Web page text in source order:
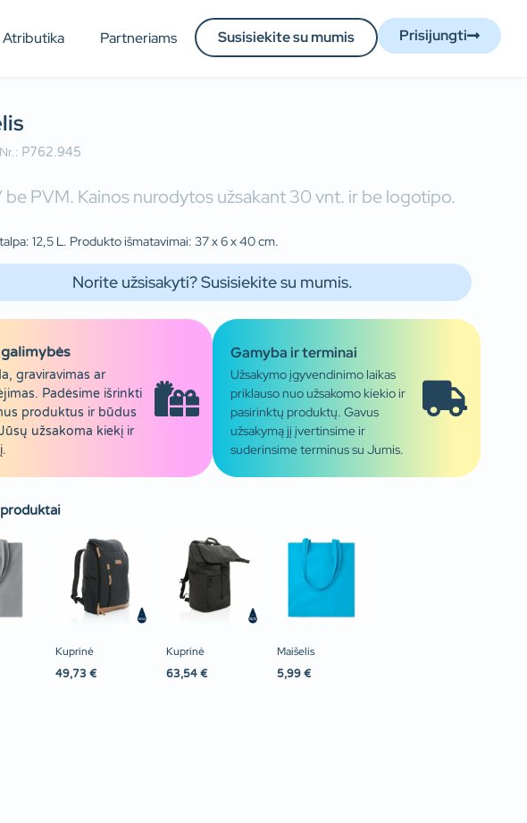
Atributika Partneriams Susisiekite su mumis Prisijungti
P762.945
be PVM. Kainos nurodytos užsakant 30 vnt. ir be logotipo.
12,5 L. Produkto išmatavimai: 37 x 6 x 40 cm.
Norite užsisakyti? Susisiekite su mumis.
graviravimas ar
Padėsime išrinkti
produktus ir būdus
užsakoma kiekį ir
Gamyba ir terminai
Užsakymo įgyvendinimo laikas
priklauso nuo užsakomo kiekio ir
pasirinktų produktų. Gavus
užsakymą jį įvertinsime ir
suderinsime terminus su Jumis.
Kuprinė
49,73 €
Kuprinė
63,54 €
Maišelis
5,99 €